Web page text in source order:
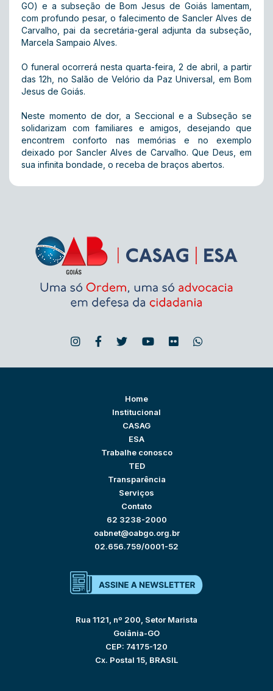
GO) e a subseção de Bom Jesus de Goiás lamentam,
com profundo pesar, o falecimento de Sancler Alves de
Carvalho, pai da secretária-geral adjunta da subseção,
Marcela Sampaio Alves.
O funeral ocorrerá nesta quarta-feira, 2 de abril, a partir
das 12h, no Salão de Velório da Paz Universal, em Bom
Jesus de Goiás.
Neste momento de dor, a Seccional e a Subseção se
solidarizam com familiares e amigos, desejando que
encontrem conforto nas memórias e no exemplo
deixado por Sancler Alves de Carvalho. Que Deus, em
sua infinita bondade, o receba de braços abertos.
Home
Institucional
CASAG
ESA
Trabalhe conosco
TED
Transparência
Serviços
Contato
62 3238-2000
oabnet@oabgo.org.br
02.656.759/0001-52
Rua 1121, nº 200, Setor Marista
Goiânia-GO
CEP: 74175-120
Cx. Postal 15, BRASIL